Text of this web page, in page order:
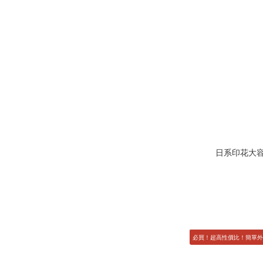
日系印花大
必買！超高性價比！簡單